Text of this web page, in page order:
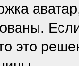
это